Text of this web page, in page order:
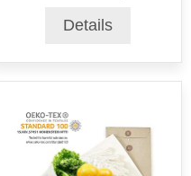
Details